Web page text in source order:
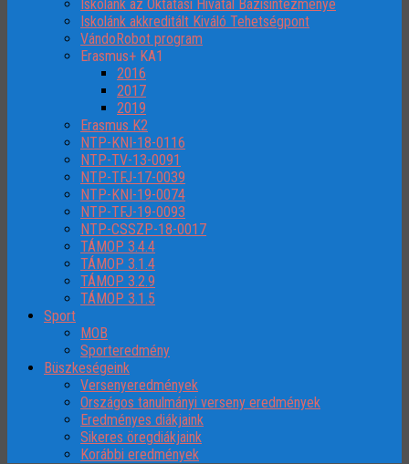
Iskolánk az Oktatási Hivatal Bázisintézménye
Iskolánk akkreditált Kiváló Tehetségpont
VándoRobot program
Erasmus+ KA1
2016
2017
2019
Erasmus K2
NTP-KNI-18-0116
NTP-TV-13-0091
NTP-TFJ-17-0039
NTP-KNI-19-0074
NTP-TFJ-19-0093
NTP-CSSZP-18-0017
TÁMOP 3.4.4
TÁMOP 3.1.4
TÁMOP 3.2.9
TÁMOP 3.1.5
Sport
MOB
Sporteredmény
Büszkeségeink
Versenyeredmények
Országos tanulmányi verseny eredmények
Eredményes diákjaink
Sikeres öregdiákjaink
Korábbi eredmények